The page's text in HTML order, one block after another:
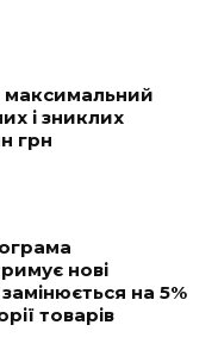
максимальний
і зниклих
грн
нові
на 5%
товарів